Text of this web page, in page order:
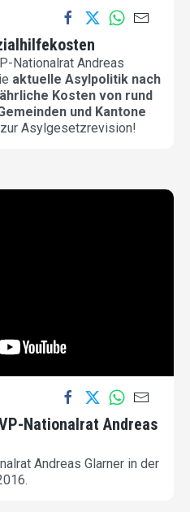
Nationalrat Andreas
aktuelle Asylpolitik nach
Kosten von rund
und Kantone
zur Asylgesetzrevision!
Nationalrat Andreas
Andreas Glarner in der